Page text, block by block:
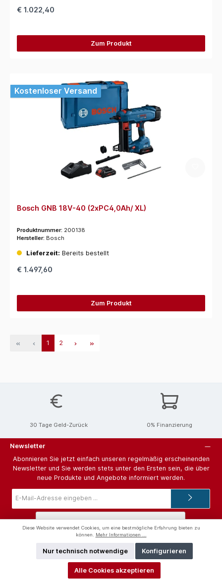
€ 1.022,40
Zum Produkt
Kostenloser Versand
Bosch GNB 18V-40 (2xPC4,0Ah/ XL)
Produktnummer: 200138
Hersteller: Bosch
Lieferzeit: Bereits bestellt
€ 1.497,60
Zum Produkt
1 2
30 Tage Geld-Zurück 0% Finanzierung
Newsletter
Abonnieren Sie jetzt einfach unseren regelmäßig erscheinenden
Newsletter und Sie werden stets unter den Ersten sein, die über
neue Produkte und Angebote informiert werden.
Mail-
Datenschutzbestimmungen
zur Kenntnis genommen
gelesen und bin mit ihnen einverstanden.
Diese Website verwendet Cookies, um eine bestmögliche Erfahrung bieten zu
können.
Mehr Informationen ...
Nur technisch notwendige Konfigurieren
Alle Cookies akzeptieren